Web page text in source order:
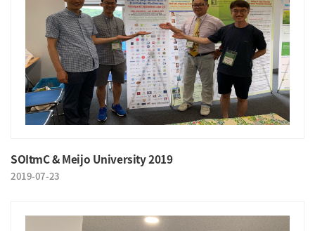
SOItmC & Meijo University 2019
2019-07-23